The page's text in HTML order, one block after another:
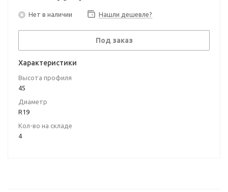
Нет в наличии Нашли дешевле?
Под заказ
Характеристики
Высота профиля
45
Диаметр
R19
Кол-во на складе
4